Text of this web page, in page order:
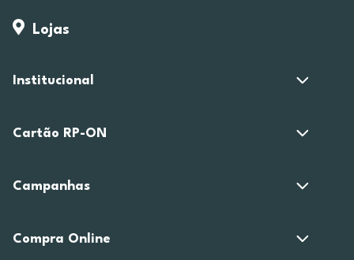
Lojas
Institucional
Cartão RP-ON
Campanhas
Compra Online